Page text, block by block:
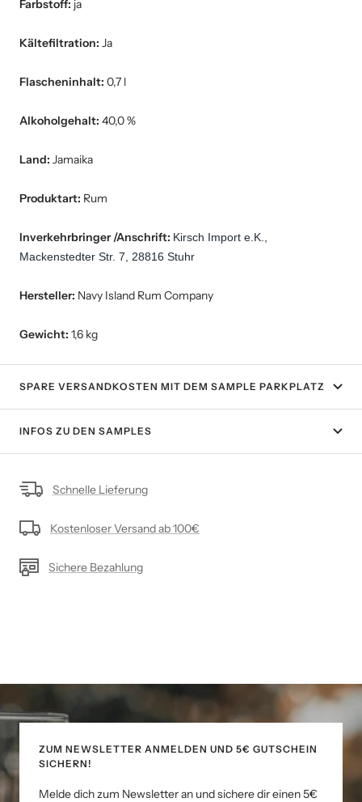
Farbstoff: ja
Kältefiltration: Ja
Flascheninhalt: 0,7 l
Alkoholgehalt: 40,0 %
Land: Jamaika
Produktart: Rum
Inverkehrbringer /Anschrift: Kirsch Import e.K.,
Mackenstedter Str. 7, 28816 Stuhr
Hersteller: Navy Island Rum Company
Gewicht: 1,6 kg
SPARE VERSANDKOSTEN MIT DEM SAMPLE PARKPLATZ
INFOS ZU DEN SAMPLES
Schnelle Lieferung
Kostenloser Versand ab 100€
Sichere Bezahlung
ZUM NEWSLETTER ANMELDEN UND 5€ GUTSCHEIN
SICHERN!
Melde dich zum Newsletter an und sichere dir einen 5€